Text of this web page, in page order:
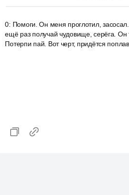
0: Помоги. Он меня проглотил,
ещё раз получай чудовище, серёга. Он
Потерпи пай. Вот черт, придётся